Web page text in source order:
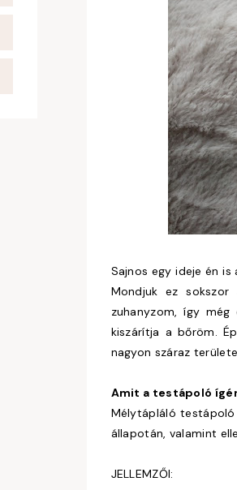
Sajnos egy ideje én
Mondjuk ez sokszor
zuhanyzom, így
kiszárítja a bőröm.
nagyon száraz
Amit a testápoló
Mélytápláló
állapotán, valamint
JELLEMZŐI: